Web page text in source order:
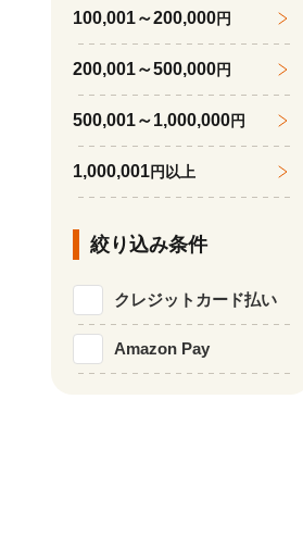
100,001～200,000円
200,001～500,000円
500,001～1,000,000円
1,000,001円以上
絞り込み条件
クレジットカード払い
Amazon Pay